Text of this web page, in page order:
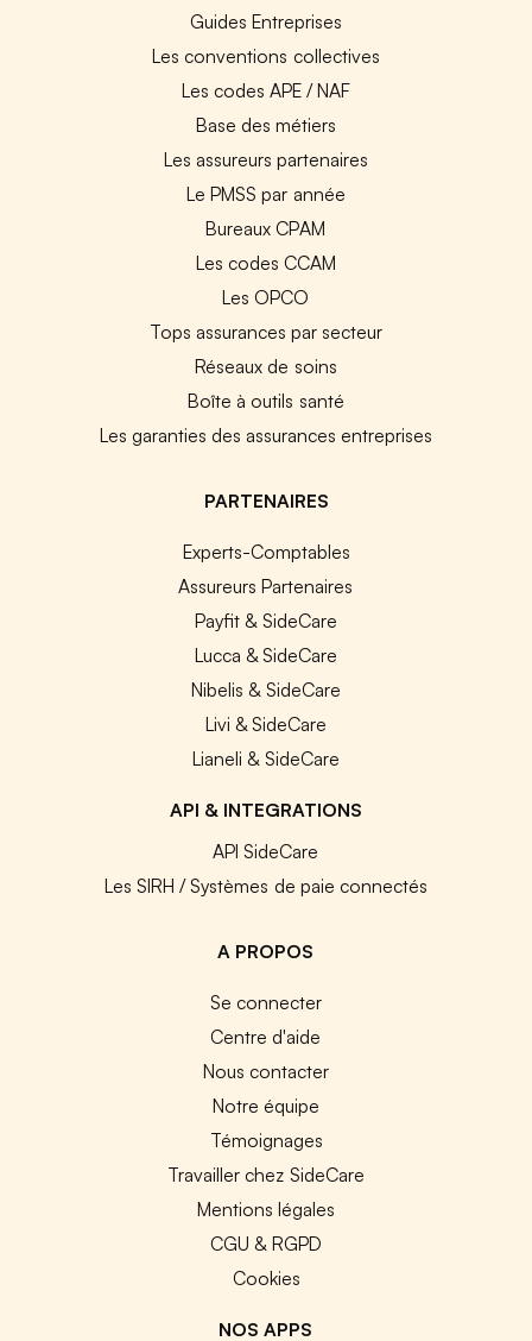
Guides Entreprises
Les conventions collectives
Les codes APE / NAF
Base des métiers
Les assureurs partenaires
Le PMSS par année
Bureaux CPAM
Les codes CCAM
Les OPCO
Tops assurances par secteur
Réseaux de soins
Boîte à outils santé
Les garanties des assurances entreprises
PARTENAIRES
Experts-Comptables
Assureurs Partenaires
Payfit & SideCare
Lucca & SideCare
Nibelis & SideCare
Livi & SideCare
Lianeli & SideCare
API & INTEGRATIONS
API SideCare
Les SIRH / Systèmes de paie connectés
A PROPOS
Se connecter
Centre d'aide
Nous contacter
Notre équipe
Témoignages
Travailler chez SideCare
Mentions légales
CGU & RGPD
Cookies
NOS APPS